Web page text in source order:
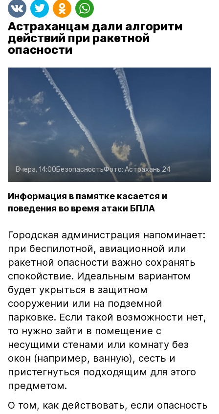
Астраханцам дали алгоритм
действий при ракетной
опасности
Вчера, 14:00БезопасностьФото: Астрахань 24
Информация в памятке касается и
поведения во время атаки БПЛА
Городская администрация напоминает:
при беспилотной, авиационной или
ракетной опасности важно сохранять
спокойствие. Идеальным вариантом
будет укрыться в защитном
сооружении или на подземной
парковке. Если такой возможности нет,
то нужно зайти в помещение с
несущими стенами или комнату без
окон (например, ванную), сесть и
пристегнуться подходящим для этого
предметом.
О том, как действовать, если опасность